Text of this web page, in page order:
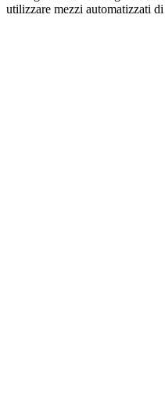
utilizzare mezzi automatizzati